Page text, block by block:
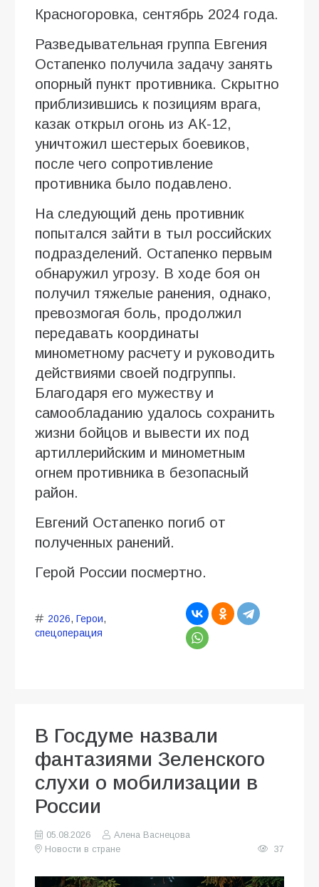
Красногоровка, сентябрь 2024 года.
Разведывательная группа Евгения
Остапенко получила задачу занять
опорный пункт противника. Скрытно
приблизившись к позициям врага,
казак открыл огонь из АК-12,
уничтожил шестерых боевиков,
после чего сопротивление
противника было подавлено.
На следующий день противник
попытался зайти в тыл российских
подразделений. Остапенко первым
обнаружил угрозу. В ходе боя он
получил тяжелые ранения, однако,
превозмогая боль, продолжил
передавать координаты
минометному расчету и руководить
действиями своей подгруппы.
Благодаря его мужеству и
самообладанию удалось сохранить
жизни бойцов и вывести их под
артиллерийским и минометным
огнем противника в безопасный
район.
Евгений Остапенко погиб от
полученных ранений.
Герой России посмертно.
2026, Герои,
спецоперация
В Госдуме назвали
фантазиями Зеленского
слухи о мобилизации в
России
05.08.2026
Алена Васнецова
Новости в стране
37